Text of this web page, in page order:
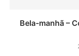
Bela-manhã –